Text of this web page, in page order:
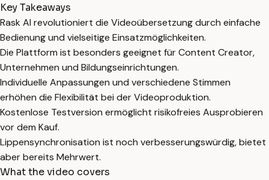
Key Takeaways
Rask AI revolutioniert die Videoübersetzung durch einfache
Bedienung und vielseitige Einsatzmöglichkeiten.
Die Plattform ist besonders geeignet für Content Creator,
Unternehmen und Bildungseinrichtungen.
Individuelle Anpassungen und verschiedene Stimmen
erhöhen die Flexibilität bei der Videoproduktion.
Kostenlose Testversion ermöglicht risikofreies Ausprobieren
vor dem Kauf.
Lippensynchronisation ist noch verbesserungswürdig, bietet
aber bereits Mehrwert.
What the video covers